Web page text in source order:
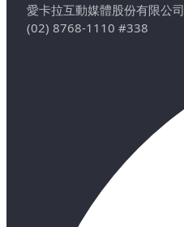
愛卡拉互動媒體股份有限公司
(02) 8768-1110 #338